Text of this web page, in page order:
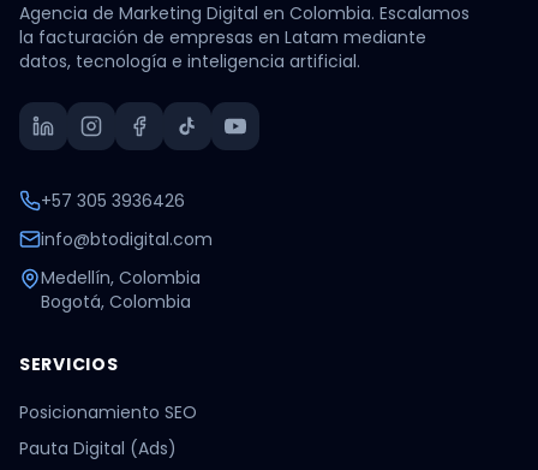
Agencia de Marketing Digital en Colombia. Escalamos
la facturación de empresas en Latam mediante
datos, tecnología e inteligencia artificial.
+57 305 3936426
info@btodigital.com
Medellín, Colombia
Bogotá, Colombia
SERVICIOS
Posicionamiento SEO
Pauta Digital (Ads)